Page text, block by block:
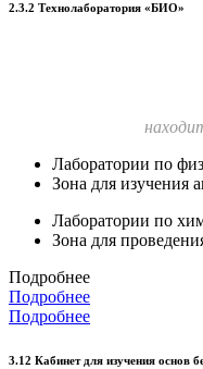
2.3.2 Технолаборатория «БИО»
Лаборатории по
Зона для изучения
Лаборатории по
Зона для
Подробнее
Подробнее
Подробнее
3.12 Кабинет для изучения основ